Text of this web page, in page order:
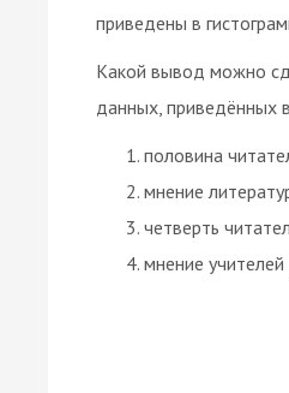
приведены в
Какой вывод можно
данных, приведённых
половина
мнение
четверть
мнение